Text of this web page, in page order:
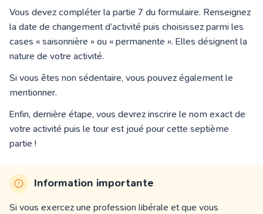
Vous devez compléter la partie 7 du formulaire. Renseignez
la date de changement d’activité puis choisissez parmi les
cases « saisonnière » ou « permanente ». Elles désignent la
nature de votre activité.
Si vous êtes non sédentaire, vous pouvez également le
mentionner.
Enfin, dernière étape, vous devrez inscrire le nom exact de
votre activité puis le tour est joué pour cette septième
partie !
Information importante
Si vous exercez une profession libérale et que vous